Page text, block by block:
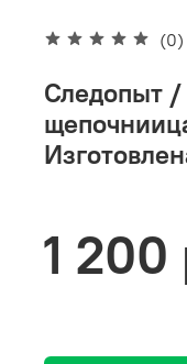
(0)
Следопыт /
1 200